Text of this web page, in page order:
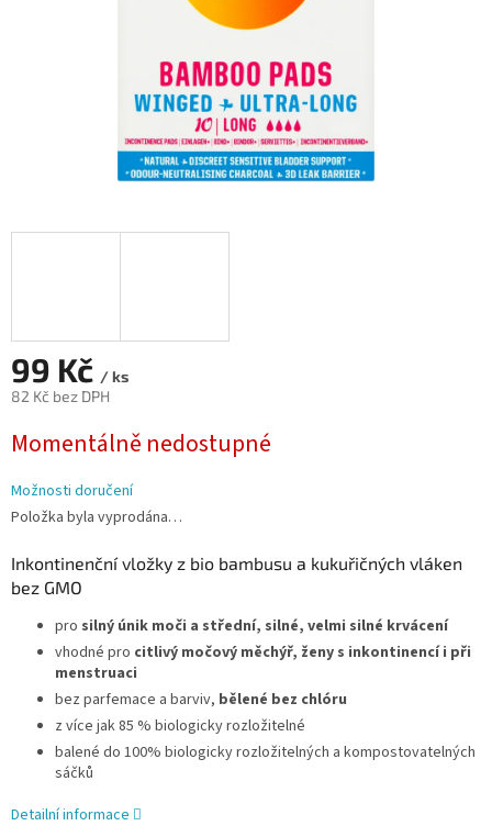
99 Kč / ks
82 Kč bez DPH
cena:
Momentálně nedostupné
Možnosti doručení
Položka byla vyprodána…
Inkontinenční vložky z bio bambusu a kukuřičných vláken
bez GMO
pro silný únik moči a střední, silné, velmi silné krvácení
vhodné pro citlivý močový měchýř, ženy s inkontinencí i při
menstruaci
bez parfemace a barviv, bělené bez chlóru
z více jak 85 % biologicky rozložitelné
balené do 100% biologicky rozložitelných a kompostovatelných
sáčků
Detailní informace